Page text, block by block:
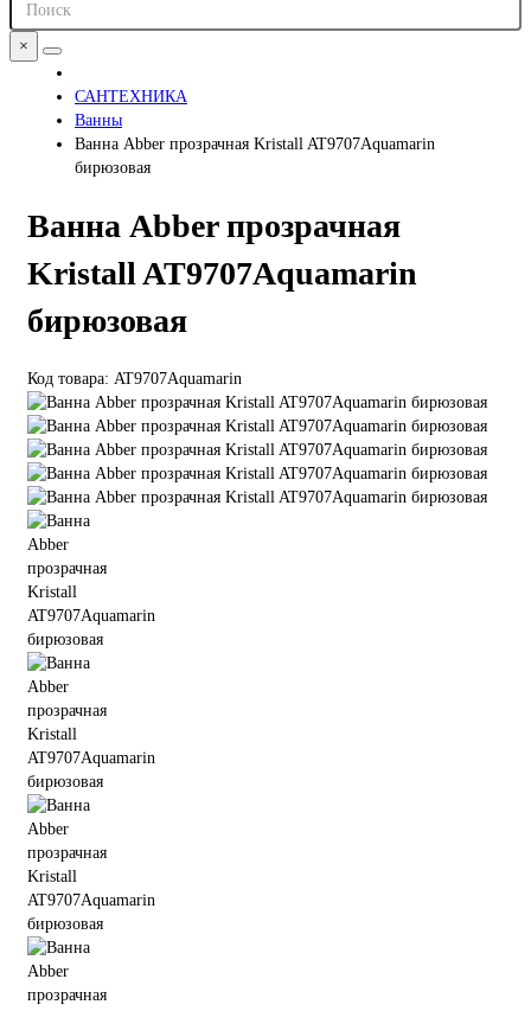
×
САНТЕХНИКА
Ванны
Ванна Abber прозрачная Kristall AT9707Aquamarin
бирюзовая
Ванна Abber прозрачная
Kristall AT9707Aquamarin
бирюзовая
Код товара: AT9707Aquamarin